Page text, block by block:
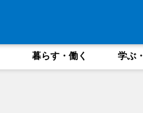
暮らす・働く 学ぶ